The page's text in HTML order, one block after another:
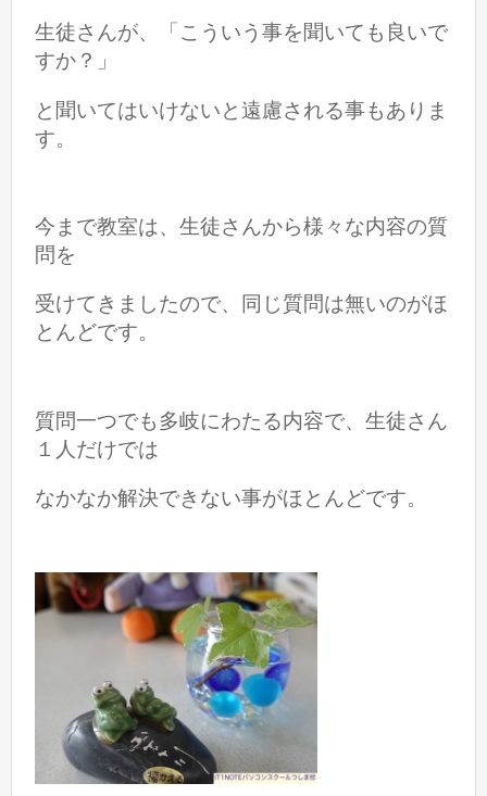
生徒さんが、「こういう事を聞いても良いで
すか？」
と聞いてはいけないと遠慮される事もありま
す。
今まで教室は、生徒さんから様々な内容の質
問を
受けてきましたので、
同じ質問は無いのがほ
とんどです。
質問一つでも多岐にわたる内容で、生徒さん
１人だけでは
なかなか解決できない事がほとんどです。